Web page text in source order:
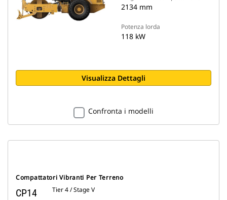
2134 mm
Potenza lorda
118 kW
Visualizza Dettagli
Confronta i modelli
Compattatori Vibranti Per Terreno
CP14 Tier 4 / Stage V